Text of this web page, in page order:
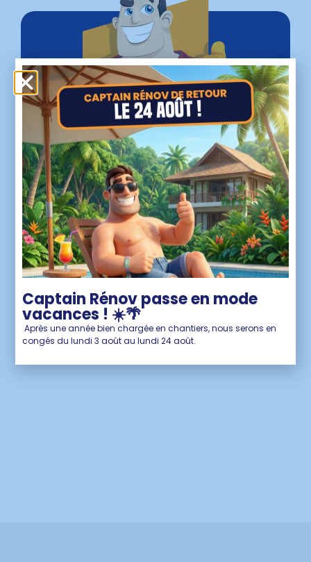
VOUS AVEZ UN PROJET ?
Nos super-pouvoirssont à votre service
pour vous assurer une protection durable et
sans faille ! Contactez-nous pour une
réponse plus rapide que l’éclair.
DEVIS GRATUIT SOUS 48H
Captain Rénov passe en mode
vacances ! ☀️🌴
Après une année bien chargée en chantiers, nous serons en
congés du lundi 3 août au lundi 24 août.